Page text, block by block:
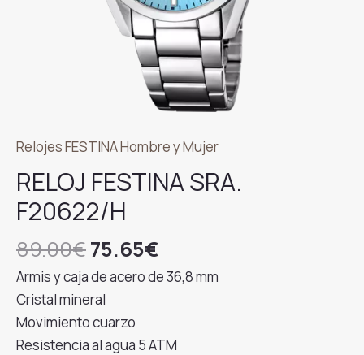
Relojes FESTINA Hombre y Mujer
RELOJ FESTINA SRA.
F20622/H
89.00€El
precio
original
era:
89.00€.
75.65€
precio
75.65€.
Armis y caja de acero de 36,8 mm
Cristal mineral
Movimiento cuarzo
Resistencia al agua 5 ATM